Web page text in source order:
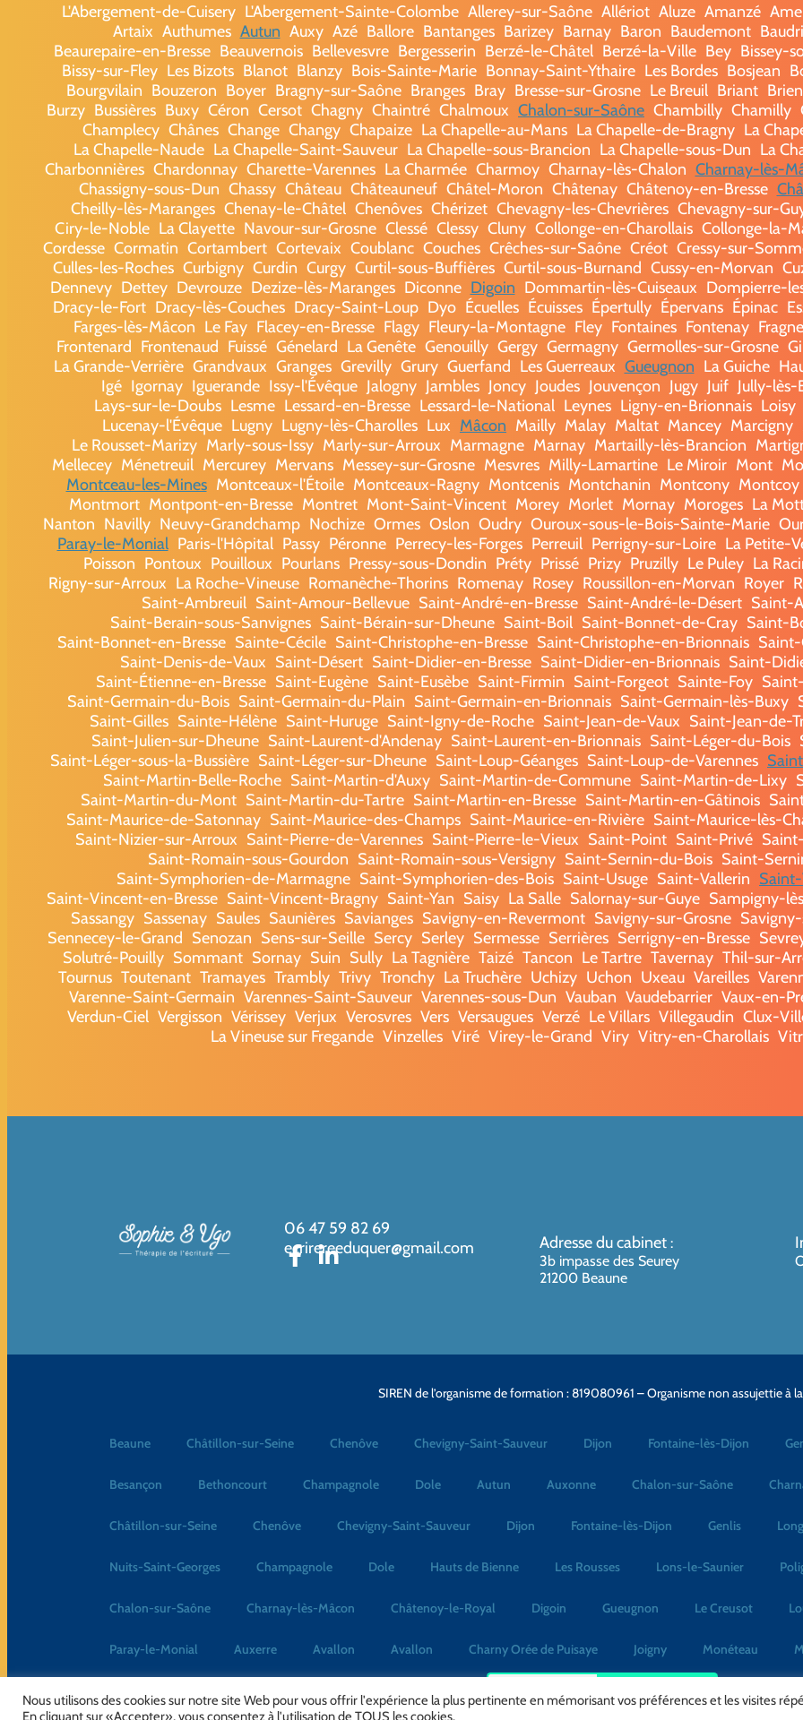
L'Abergement-de-Cuisery L'Abergement-Sainte-Colombe Allerey-sur-Saône Allériot Aluze Amanzé
Artaix Authumes Autun Auxy Azé Ballore Bantanges Barizey Barnay Baron Baudemont
Beaurepaire-en-Bresse Beauvernois Bellevesvre Bergesserin Berzé-le-Châtel Berzé-la-Ville Bey Bissey-
Bissy-sur-Fley Les Bizots Blanot Blanzy Bois-Sainte-Marie Bonnay-Saint-Ythaire Les Bordes Bosjean
Bourgvilain Bouzeron Boyer Bragny-sur-Saône Branges Bray Bresse-sur-Grosne Le Breuil Briant
Burzy Bussières Buxy Céron Cersot Chagny Chaintré Chalmoux Chalon-sur-Saône Chambilly Chamilly
Champlecy Chânes Change Changy Chapaize La Chapelle-au-Mans La Chapelle-de-Bragny La
La Chapelle-Naude La Chapelle-Saint-Sauveur La Chapelle-sous-Brancion La Chapelle-sous-Dun La
Charbonnières Chardonnay Charette-Varennes La Charmée Charmoy Charnay-lès-Chalon Charnay-lès-
Chassigny-sous-Dun Chassy Château Châteauneuf Châtel-Moron Châtenay Châtenoy-en-Bresse
Cheilly-lès-Maranges Chenay-le-Châtel Chenôves Chérizet Chevagny-les-Chevrières Chevagny-sur-
Ciry-le-Noble La Clayette Navour-sur-Grosne Clessé Clessy Cluny Collonge-en-Charollais Collonge-la-
Cordesse Cormatin Cortambert Cortevaix Coublanc Couches Crêches-sur-Saône Créot Cressy-sur-
Culles-les-Roches Curbigny Curdin Curgy Curtil-sous-Buffières Curtil-sous-Burnand Cussy-en-Morvan
Dennevy Dettey Devrouze Dezize-lès-Maranges Diconne Digoin Dommartin-lès-Cuiseaux Dompierre-
Dracy-le-Fort Dracy-lès-Couches Dracy-Saint-Loup Dyo Écuelles Écuisses Épertully Épervans Épinac
Farges-lès-Mâcon Le Fay Flacey-en-Bresse Flagy Fleury-la-Montagne Fley Fontaines Fontenay
Frontenard Frontenaud Fuissé Génelard La Genête Genouilly Gergy Germagny Germolles-sur-Grosne
La Grande-Verrière Grandvaux Granges Grevilly Grury Guerfand Les Guerreaux Gueugnon La Guiche
Igé Igornay Iguerande Issy-l'Évêque Jalogny Jambles Joncy Joudes Jouvençon Jugy Juif Jully-lès-
Lays-sur-le-Doubs Lesme Lessard-en-Bresse Lessard-le-National Leynes Ligny-en-Brionnais Loisy
Lucenay-l'Évêque Lugny Lugny-lès-Charolles Lux Mâcon Mailly Malay Maltat Mancey Marcigny
Le Rousset-Marizy Marly-sous-Issy Marly-sur-Arroux Marmagne Marnay Martailly-lès-Brancion
Mellecey Ménetreuil Mercurey Mervans Messey-sur-Grosne Mesvres Milly-Lamartine Le Miroir Mont
Montceau-les-Mines Montceaux-l'Étoile Montceaux-Ragny Montcenis Montchanin Montcony Montcoy
Montmort Montpont-en-Bresse Montret Mont-Saint-Vincent Morey Morlet Mornay Moroges La
Nanton Navilly Neuvy-Grandchamp Nochize Ormes Oslon Oudry Ouroux-sous-le-Bois-Sainte-Marie
Paray-le-Monial Paris-l'Hôpital Passy Péronne Perrecy-les-Forges Perreuil Perrigny-sur-Loire La Petite-
Poisson Pontoux Pouilloux Pourlans Pressy-sous-Dondin Préty Prissé Prizy Pruzilly Le Puley La
Rigny-sur-Arroux La Roche-Vineuse Romanèche-Thorins Romenay Rosey Roussillon-en-Morvan Royer
Saint-Ambreuil Saint-Amour-Bellevue Saint-André-en-Bresse Saint-André-le-Désert Saint-
Saint-Berain-sous-Sanvignes Saint-Bérain-sur-Dheune Saint-Boil Saint-Bonnet-de-Cray Saint-
Saint-Bonnet-en-Bresse Sainte-Cécile Saint-Christophe-en-Bresse Saint-Christophe-en-Brionnais
Saint-Denis-de-Vaux Saint-Désert Saint-Didier-en-Bresse Saint-Didier-en-Brionnais Saint-
Saint-Étienne-en-Bresse Saint-Eugène Saint-Eusèbe Saint-Firmin Saint-Forgeot Sainte-Foy
Saint-Germain-du-Bois Saint-Germain-du-Plain Saint-Germain-en-Brionnais Saint-Germain-lès-Buxy
Saint-Gilles Sainte-Hélène Saint-Huruge Saint-Igny-de-Roche Saint-Jean-de-Vaux Saint-Jean-de-
Saint-Julien-sur-Dheune Saint-Laurent-d'Andenay Saint-Laurent-en-Brionnais Saint-Léger-du-Bois
Saint-Léger-sous-la-Bussière Saint-Léger-sur-Dheune Saint-Loup-Géanges Saint-Loup-de-Varennes
Saint-Martin-Belle-Roche Saint-Martin-d'Auxy Saint-Martin-de-Commune Saint-Martin-de-Lixy
Saint-Martin-du-Mont Saint-Martin-du-Tartre Saint-Martin-en-Bresse Saint-Martin-en-Gâtinois
Saint-Maurice-de-Satonnay Saint-Maurice-des-Champs Saint-Maurice-en-Rivière Saint-Maurice-lès-
Saint-Nizier-sur-Arroux Saint-Pierre-de-Varennes Saint-Pierre-le-Vieux Saint-Point Saint-Privé
Saint-Romain-sous-Gourdon Saint-Romain-sous-Versigny Saint-Sernin-du-Bois Saint-
Saint-Symphorien-de-Marmagne Saint-Symphorien-des-Bois Saint-Usuge Saint-Vallerin
Saint-Vincent-en-Bresse Saint-Vincent-Bragny Saint-Yan Saisy La Salle Salornay-sur-Guye Sampigny-
Sassangy Sassenay Saules Saunières Savianges Savigny-en-Revermont Savigny-sur-Grosne
Sennecey-le-Grand Senozan Sens-sur-Seille Sercy Serley Sermesse Serrières Serrigny-en-Bresse
Solutré-Pouilly Sommant Sornay Suin Sully La Tagnière Taizé Tancon Le Tartre Tavernay Thil-sur-
Tournus Toutenant Tramayes Trambly Trivy Tronchy La Truchère Uchizy Uchon Uxeau Vareilles
Varenne-Saint-Germain Varennes-Saint-Sauveur Varennes-sous-Dun Vauban Vaudebarrier Vaux-en-
Verdun-Ciel Vergisson Vérissey Verjux Verosvres Vers Versaugues Verzé Le Villars Villegaudin Clux-
La Vineuse sur Fregande Vinzelles Viré Virey-le-Grand Viry Vitry-en-Charollais
06 47 59 82 69
ecrirereeduquer@gmail.com
Adresse du cabinet:
3b impasse des Seurey
21200 Beaune
SIREN de l’organisme de formation : 819080961 – Organisme non assujettie à
Beaune Châtillon-sur-Seine Chenôve Chevigny-Saint-Sauveur Dijon Fontaine-lès-Dijon
Besançon Bethoncourt Champagnole Dole Autun Auxonne Chalon-sur-Saône
Châtillon-sur-Seine Chenôve Chevigny-Saint-Sauveur Dijon Fontaine-lès-Dijon Genlis
Nuits-Saint-Georges Champagnole Dole Hauts de Bienne Les Rousses Lons-le-Saunier
Chalon-sur-Saône Charnay-lès-Mâcon Châtenoy-le-Royal Digoin Gueugnon Le Creusot
Paray-le-Monial Auxerre Avallon Avallon Charny Orée de Puisaye Joigny Monéteau
Nous utilisons des cookies sur notre site Web pour vous offrir l'expérience la plus pertinente en mémorisant vos préférences et les visites
En cliquant sur «Accepter», vous consentez à l'utilisation de TOUS les cookies.